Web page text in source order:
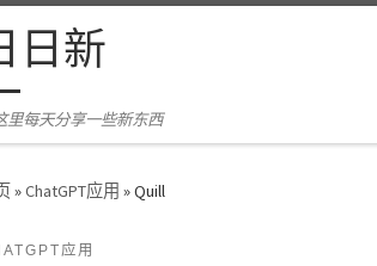
日新
里每天分享一些新东西
»ChatGPT应用 »Quill
应用